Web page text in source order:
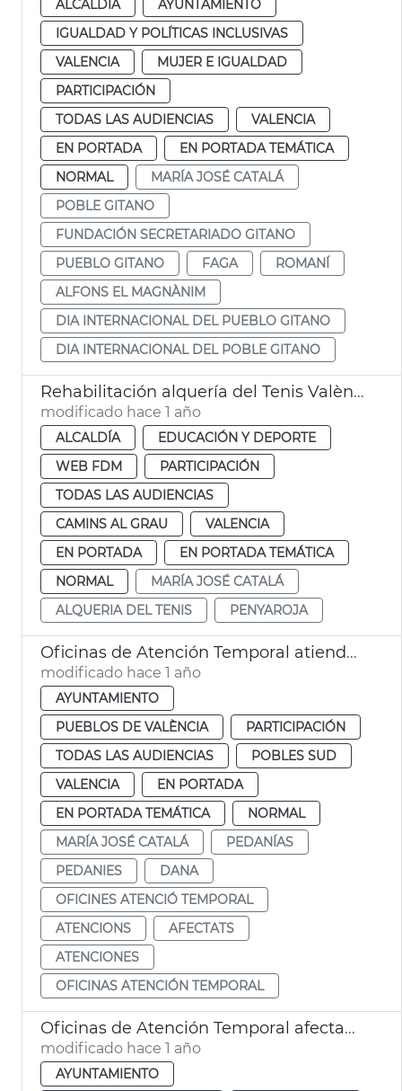
ALCALDÍA
AYUNTAMIENTO
IGUALDAD Y POLÍTICAS INCLUSIVAS
VALENCIA
MUJER E IGUALDAD
PARTICIPACIÓN
TODAS LAS AUDIENCIAS
VALENCIA
EN PORTADA
EN PORTADA TEMÁTICA
NORMAL
MARÍA JOSÉ CATALÁ
POBLE GITANO
FUNDACIÓN SECRETARIADO GITANO
PUEBLO GITANO
FAGA
ROMANÍ
ALFONS EL MAGNÀNIM
DIA INTERNACIONAL DEL PUEBLO GITANO
DIA INTERNACIONAL DEL POBLE GITANO
Rehabilitación alquería del Tenis València
modificado hace 1 año
ALCALDÍA
EDUCACIÓN Y DEPORTE
WEB FDM
PARTICIPACIÓN
TODAS LAS AUDIENCIAS
CAMINS AL GRAU
VALENCIA
EN PORTADA
EN PORTADA TEMÁTICA
NORMAL
MARÍA JOSÉ CATALÁ
ALQUERIA DEL TENIS
PENYAROJA
Oficinas de Atención Temporal atienden a 600 afectados DANA pedanias
modificado hace 1 año
AYUNTAMIENTO
PUEBLOS DE VALÈNCIA
PARTICIPACIÓN
TODAS LAS AUDIENCIAS
POBLES SUD
VALENCIA
EN PORTADA
EN PORTADA TEMÁTICA
NORMAL
MARÍA JOSÉ CATALÁ
PEDANÍAS
PEDANIES
DANA
OFICINES ATENCIÓ TEMPORAL
ATENCIONS
AFECTATS
ATENCIONES
OFICINAS ATENCIÓN TEMPORAL
Oficinas de Atención Temporal afectados dana pedanias
modificado hace 1 año
AYUNTAMIENTO